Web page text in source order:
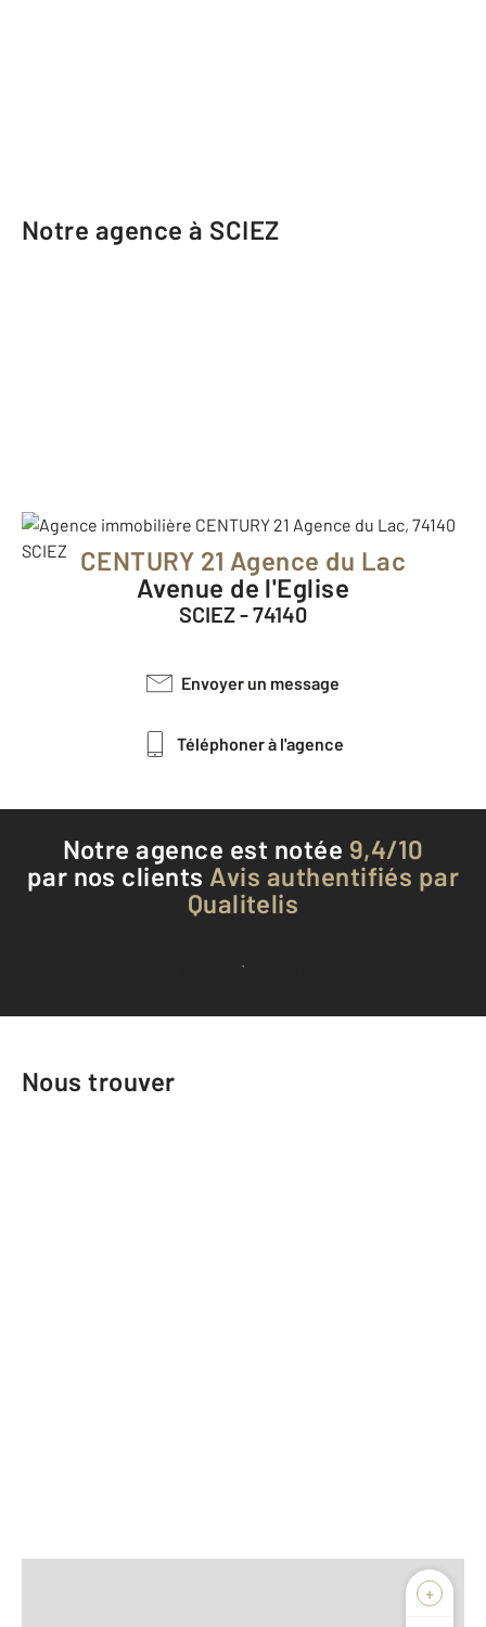
Notre agence à SCIEZ
CENTURY 21 Agence du Lac
Avenue de l'Eglise
SCIEZ - 74140
Envoyer un message
Téléphoner à l'agence
Notre agence est notée 9,4/10
par nos clients Avis authentifiés par
Qualitelis
Voir tous les avis clients
Nous trouver
+